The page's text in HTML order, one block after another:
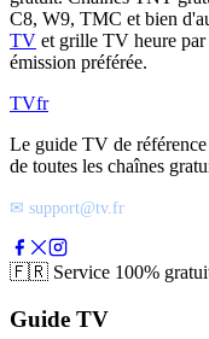
C8, W9, TMC et bien
TV et grille TV heure
émission préférée.
TVfr
Le guide TV de
de toutes les chaînes
✉ support@tv.fr
🇫🇷 Service 100%
Guide TV